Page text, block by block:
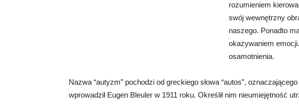
rozumieniem
swój wewnętrzny
naszego. Ponadto
okazywaniem
osamotnienia.
Nazwa “autyzm” pochodzi od greckiego słowa “autos”,
wprowadził Eugen Bleuler w 1911 roku. Określił nim nieumiejętność